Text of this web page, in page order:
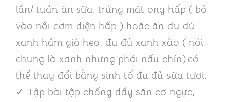
lần/ tuần ăn sữa, trứng mật ong hấp ( bỏ
vào nồi cơm điện hấp ) hoặc ăn đu đủ
xanh hầm giò heo, đu đủ xanh xào ( nói
chung là xanh nhưng phải nấu chín).có
thể thay đổi bằng sinh tố đu đủ sữa tươi.
✓ Tập bài tập chống đẩy săn cơ ngực,